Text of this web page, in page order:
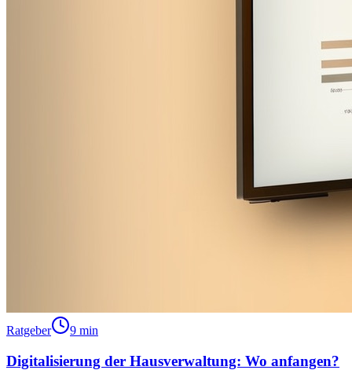
Ratgeber 9 min
Digitalisierung der Hausverwaltung: Wo anfangen?